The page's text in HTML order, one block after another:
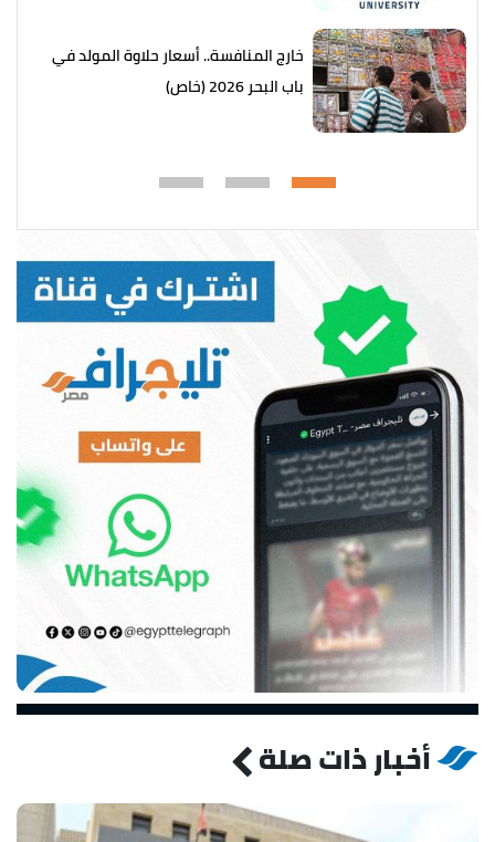
خارج المنافسة.. أسعار حلاوة المولد في
باب البحر 2026 (خاص)
أخبار ذات صلة